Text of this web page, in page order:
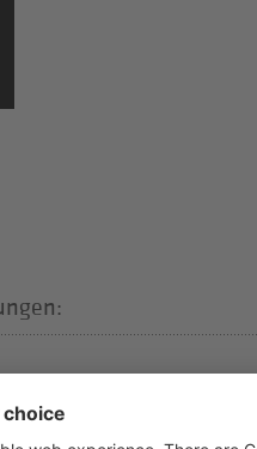
inkl.
geben